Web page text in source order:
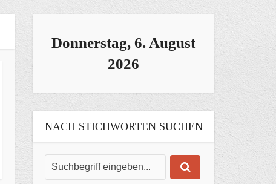
Donnerstag, 6. August
2026
NACH STICHWORTEN SUCHEN